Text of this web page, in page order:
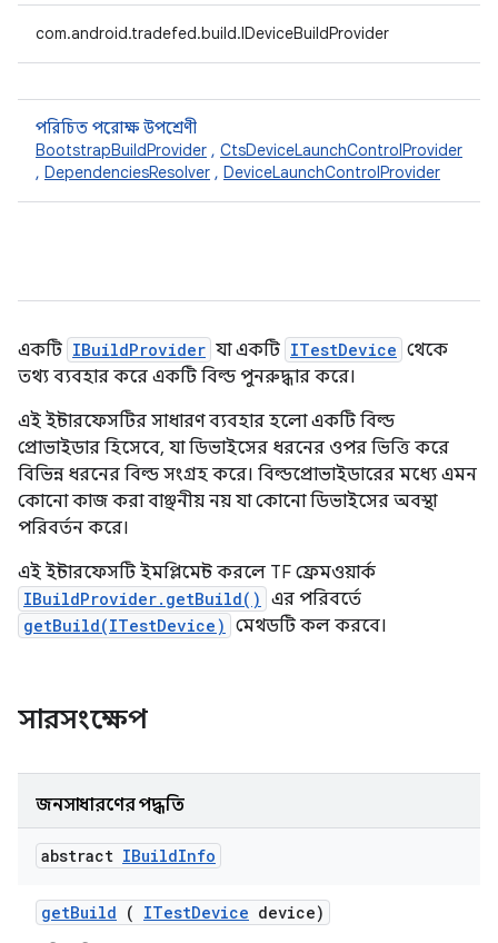
com.android.tradefed.build.IDeviceBuildProvider
পরিচিত পরোক্ষ উপশ্রেণী
BootstrapBuildProvider , CtsDeviceLaunchControlProvider
, DependenciesResolver , DeviceLaunchControlProvider
একটি IBuildProvider যা একটি ITestDevice থেকে
তথ্য ব্যবহার করে একটি বিল্ড পুনরুদ্ধার করে।
এই ইন্টারফেসটির সাধারণ ব্যবহার হলো একটি বিল্ড
প্রোভাইডার হিসেবে, যা ডিভাইসের ধরনের ওপর ভিত্তি করে
বিভিন্ন ধরনের বিল্ড সংগ্রহ করে। বিল্ডপ্রোভাইডারের মধ্যে এমন
কোনো কাজ করা বাঞ্ছনীয় নয় যা কোনো ডিভাইসের অবস্থা
পরিবর্তন করে।
এই ইন্টারফেসটি ইমপ্লিমেন্ট করলে TF ফ্রেমওয়ার্ক
IBuildProvider.getBuild() এর পরিবর্তে
getBuild(ITestDevice) মেথডটি কল করবে।
সারসংক্ষেপ
জনসাধারণের পদ্ধতি
abstract IBuildInfo
getBuild ( ITestDevice device)